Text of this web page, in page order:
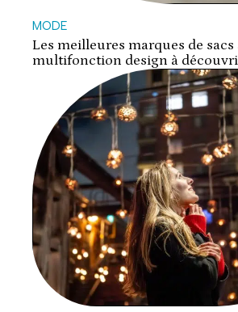
MODE
Les meilleures marques de sacs
multifonction design à